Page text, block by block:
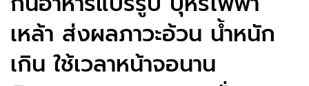
เหล้า ส่งผลภาวะอ้วน น้ำหนัก
เกิน ใช้เวลาหน้าจอนาน